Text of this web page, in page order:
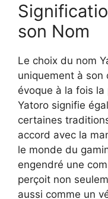
son Nom
Le choix du nom
uniquement à son
évoque à la fois
Yatoro signifie
certaines
accord avec la
le monde du
engendré une
perçoit non
aussi comme un